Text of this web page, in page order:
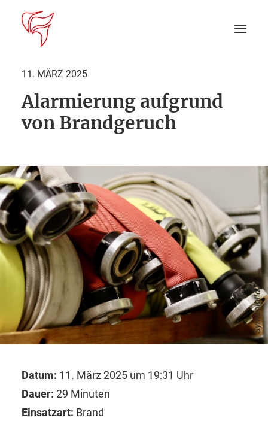
Startseite
Aktuelles
DEIN EINSATZ
Suche
11. MÄRZ 2025
Alarmierung aufgrund
von Brandgeruch
Symbolbild
Datum: 11. März 2025 um 19:31 Uhr
Dauer: 29 Minuten
Einsatzart: Brand